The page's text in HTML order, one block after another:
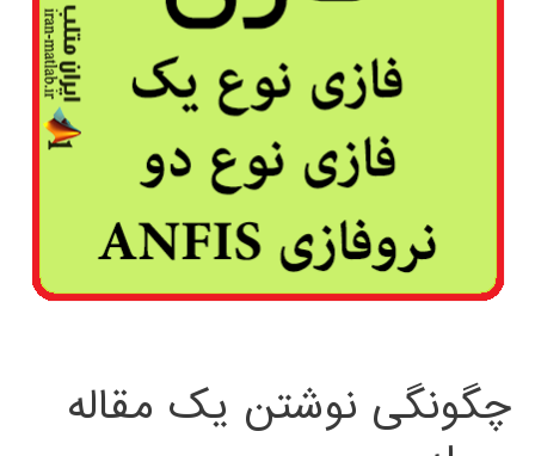
چگونگی نوشتن یک مقاله